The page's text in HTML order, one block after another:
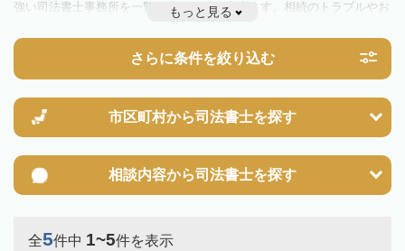
強い司法書士事務所を一覧で見ることが出来ます。相続のトラブルやお
悩みを抱えている方は一度近隣の司法書士に相談してみましょう。
もっと見る
さらに条件を絞り込む
市区町村から司法書士を探す
相談内容から司法書士を探す
全5件中 1~5件を表示